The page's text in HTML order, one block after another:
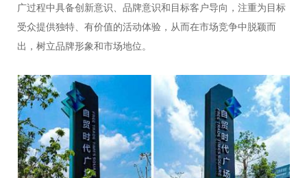
广过程中具备创新意识、品牌意识和目标客户导向，注重为目标
受众提供独特、有价值的活动体验，从而在市场竞争中脱颖而
出，树立品牌形象和市场地位。